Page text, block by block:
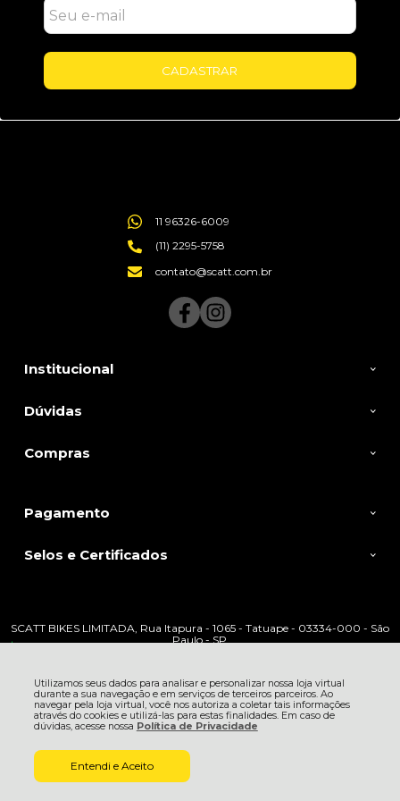
Utilizamos seus dados para analisar e personalizar nossa loja virtual
durante a sua navegação e em serviços de terceiros parceiros. Ao
navegar pela loja virtual, você nos autoriza a coletar tais informações
através do cookies e utilizá-las para estas finalidades. Em caso de
dúvidas, acesse nossa Política de Privacidade
Entendi e Aceito
CADASTRAR
Institucional
Dúvidas
Compras
11 96326-6009
(11) 2295-5758
contato@scatt.com.br
Pagamento
Selos e Certificados
SCATT BIKES LIMITADA, Rua Itapura - 1065 - Tatuape - 03334-000 - São
Paulo - SP
R$ 79,00